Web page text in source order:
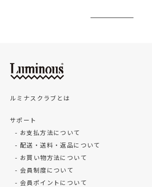
ルミナスクラブとは
サポート
お支払方法について
配送・送料・返品について
お買い物方法について
会員制度について
会員ポイントについて